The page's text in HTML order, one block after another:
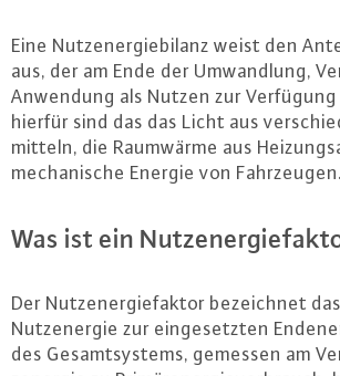
Eine Nut­zen­er­gie­bi­lanz weist den
aus, der am Ende der Um­wand­lung,
Anwendung als Nutzen zur
hierfür sind das das Licht aus
mit­teln, die Raumwärme aus
me­cha­ni­sche Energie von Fahr­zeu­gen.
Was ist ein
Der Nut­zen­er­gief­ak­tor be­zeich­net
Nut­zen­er­gie zur ein­ge­setz­ten
des Ge­samt­sys­tems, gemessen am